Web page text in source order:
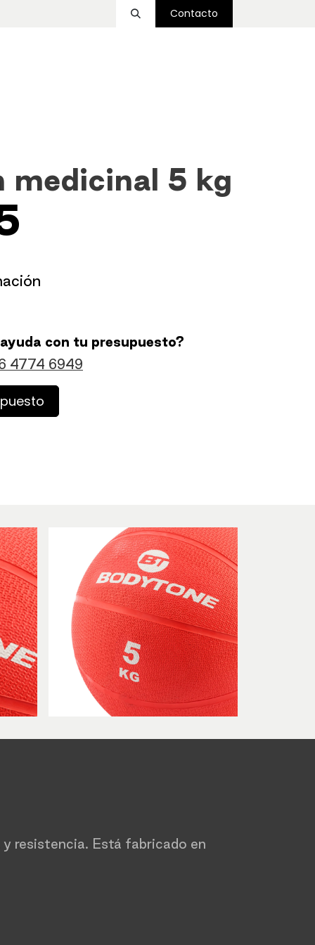
Contacto
medicinal 5 kg
con tu presupuesto?
4774 6949
y resistencia. Está fabricado en